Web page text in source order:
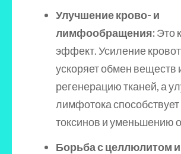
Улучшение крово- и
лимфообращения:Это
эффект. Усиление
ускоряет обмен веществ
регенерацию тканей, а
лимфотока
токсинов и уменьшению
Борьба с целлюлитом